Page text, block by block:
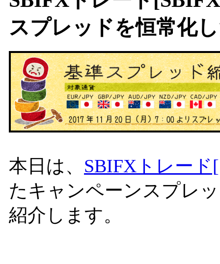
スプレッドを恒常化
本日は、 SBIFXトレード
たキャンペーンスプレ
紹介します。